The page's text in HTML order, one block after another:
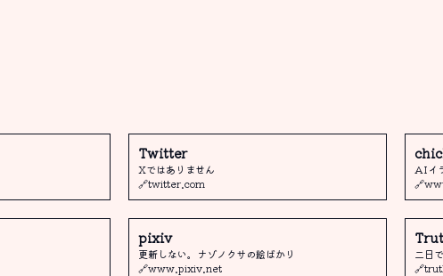
Twitter
Xではありません
🔗twitter.com
AIイ
pixiv
更新しない。ナゾノクサの絵ばかり
🔗www.pixiv.net
二日